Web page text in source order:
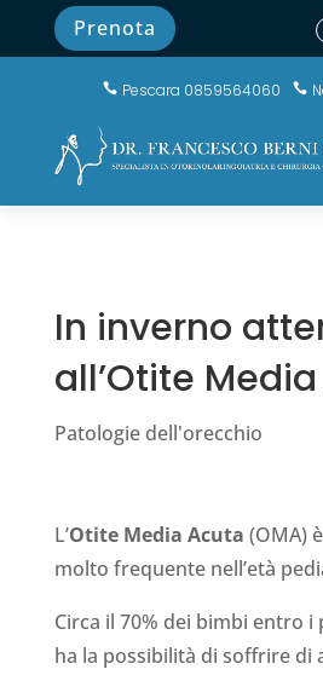
Prenota
 Pescara 0859564060 
In inverno
all’Otite
Patologie dell'orecchio
L’Otite Media Acuta (OMA)
molto frequente nell’età
Circa il 70% dei bimbi entro
ha la possibilità di soffrire di